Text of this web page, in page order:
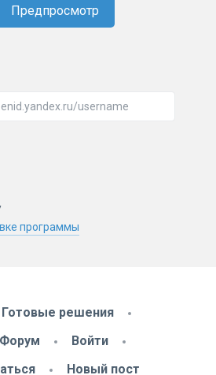
Предпросмотр
программы
Готовые решения
Форум
Войти
Новый пост